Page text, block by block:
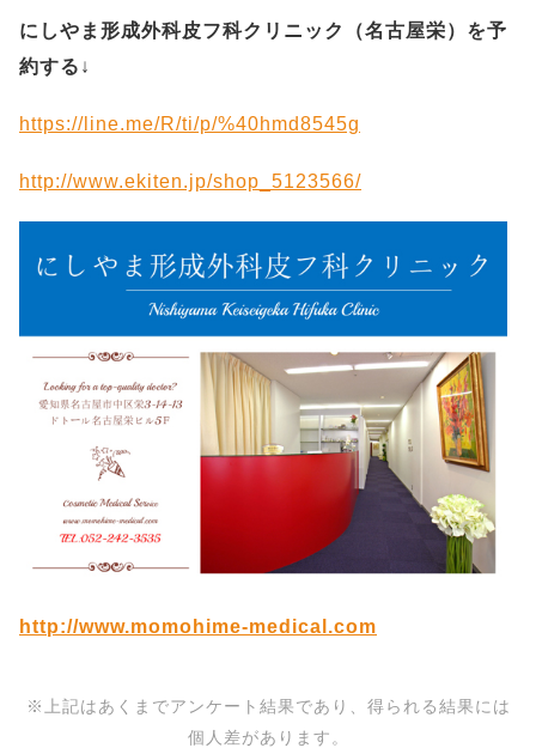
にしやま形成外科皮フ科クリニック（名古屋栄）を予
約する ↓
https://line.me/R/ti/p/%40hmd8545g
http://www.ekiten.jp/shop_5123566/
http://www.momohime-medical.com
※上記はあくまでアンケート結果であり、得られる結果には
個人差があります。